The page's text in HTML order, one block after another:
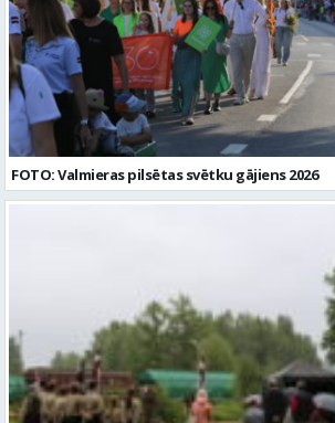
FOTO: Valmieras pilsētas svētku gājiens 2026